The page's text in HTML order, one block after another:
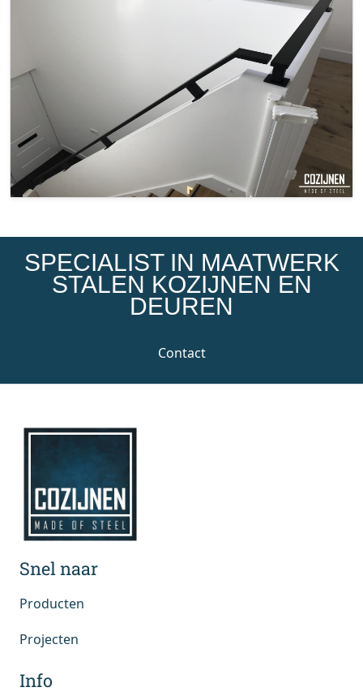
SPECIALIST IN MAATWERK
STALEN KOZIJNEN EN
DEUREN
Contact
Snel naar
Producten
Projecten
Info